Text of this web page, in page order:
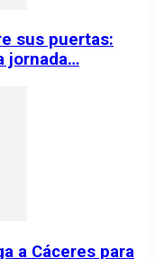
sus puertas:
jornada…
a Cáceres para